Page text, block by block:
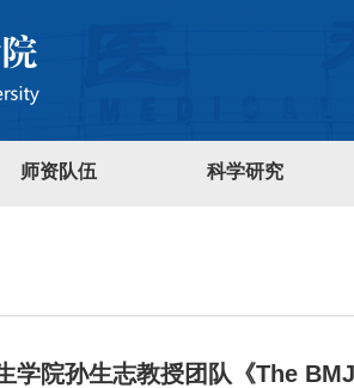
师资队伍 科学研究
学院孙生志教授团队《The